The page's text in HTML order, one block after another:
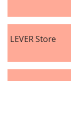
LEVER Store